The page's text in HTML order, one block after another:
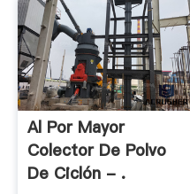
Al Por Mayor
Colector De Polvo
De Ciclón - .